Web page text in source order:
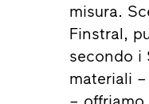
misura.
Finstral,
secondo i
materiali